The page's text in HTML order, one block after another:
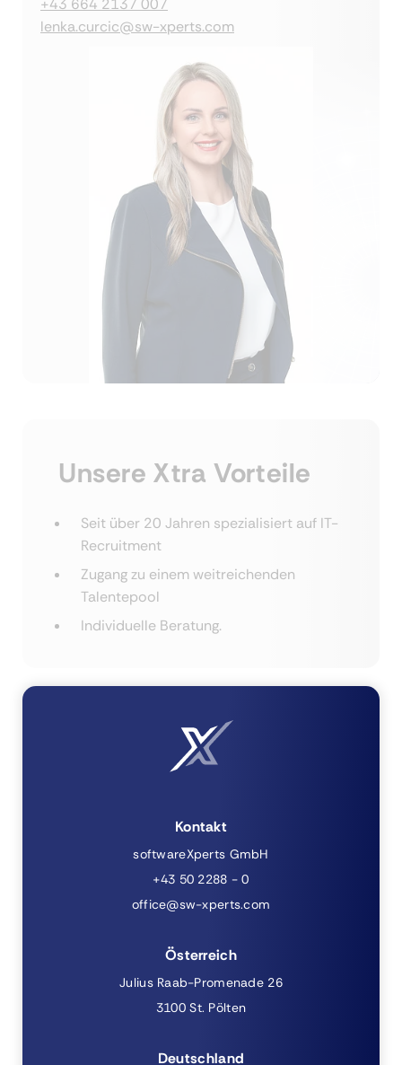
+43 664 2137 007
lenka.curcic@sw-xperts.com
Unsere Xtra Vorteile
Seit über 20 Jahren spezialisiert auf IT-
Recruitment
Zugang zu einem weitreichenden
Talentepool
Individuelle Beratung.
Kontakt
softwareXperts GmbH
+43 50 2288 - 0
office@sw-xperts.com
Österreich
Julius Raab-Promenade 26
3100 St. Pölten
Deutschland